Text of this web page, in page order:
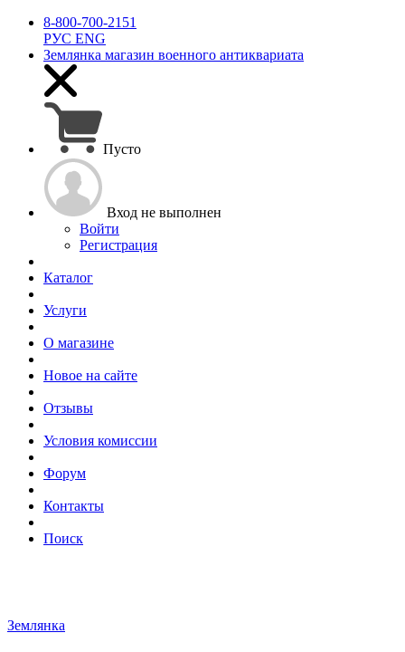
8-800-700-2151
РУС ENG
Землянка магазин военного антиквариата
Пусто
Вход не выполнен
Войти
Регистрация
Каталог
Услуги
О магазине
Новое на сайте
Отзывы
Условия комиссии
Форум
Контакты
Поиск
Землянка